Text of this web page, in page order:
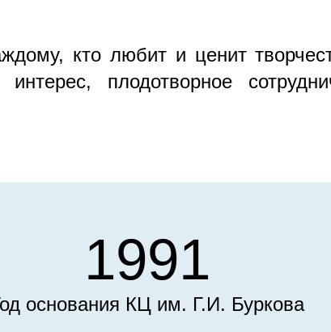
кто любит и ценит
плодотворное
1991
основания КЦ им. Г.И. Буркова